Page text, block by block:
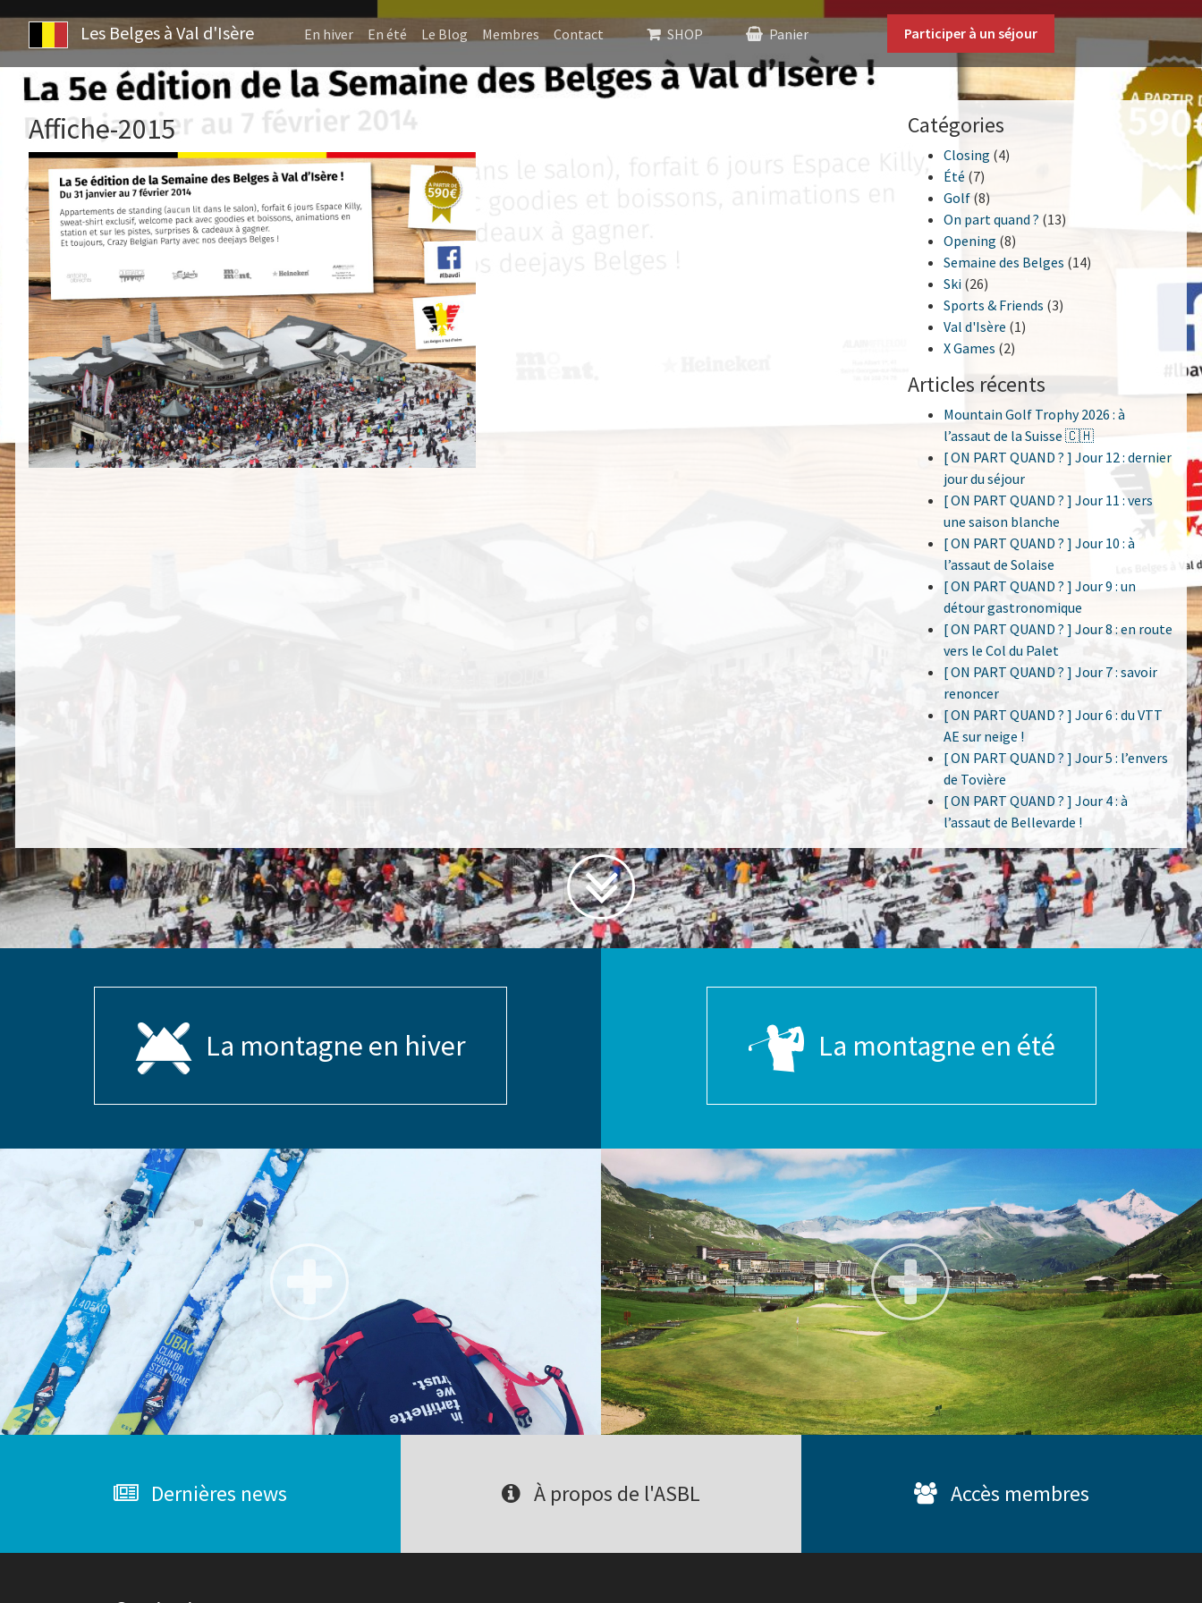
Les Belges à Val d'Isère En hiver En été Le Blog Membres Contact SHOP Panier Participer à un séjour
Affiche-2015 Catégories
Closing (4)
Été (7)
Golf(8)
On part quand ? (13)
Opening (8)
Semaine des Belges (14)
Ski(26)
Sports & Friends (3)
Val d'Isère (1)
X Games (2)
Articles récents
Mountain Golf Trophy 2026 : à
l’assaut de la Suisse 🇨🇭
[ ON PART QUAND ? ] Jour 12 : dernier
jour du séjour
[ ON PART QUAND ? ] Jour 11 : vers
une saison blanche
[ ON PART QUAND ? ] Jour 10 : à
l’assaut de Solaise
[ ON PART QUAND ? ] Jour 9 : un
détour gastronomique
[ ON PART QUAND ? ] Jour 8 : en route
vers le Col du Palet
[ ON PART QUAND ? ] Jour 7 : savoir
renoncer
[ ON PART QUAND ? ] Jour 6 : du VTT
AE sur neige !
[ ON PART QUAND ? ] Jour 5 : l’envers
de Tovière
[ ON PART QUAND ? ] Jour 4 : à
l’assaut de Bellevarde !
La montagne en hiver La montagne en été
Dernières news À propos de l'ASBL Accès membres